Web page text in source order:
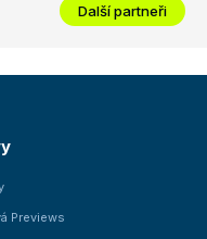
Další partneři
Previews